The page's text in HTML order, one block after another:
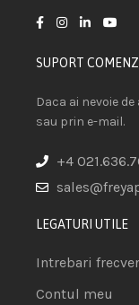
SUPORT COMENZI
Daca ai nevoie
sau prin e-mail.
+4
LEGATURI UTILE
Intrebari
Contul meu